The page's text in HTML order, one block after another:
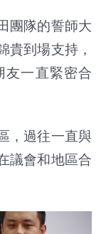
團隊的誓師大
貴到場支持，
友一直緊密合
，過往一直與
議會和地區合